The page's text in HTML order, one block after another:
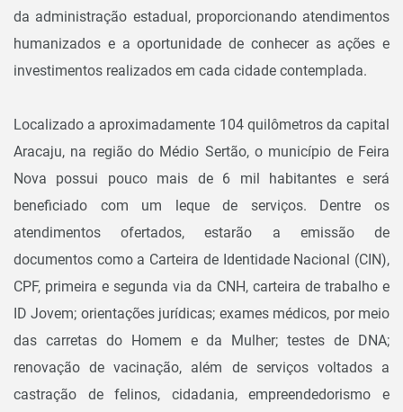
da administração estadual, proporcionando atendimentos
humanizados e a oportunidade de conhecer as ações e
investimentos realizados em cada cidade contemplada.
Localizado a aproximadamente 104 quilômetros da capital
Aracaju, na região do Médio Sertão, o município de Feira
Nova possui pouco mais de 6 mil habitantes e será
beneficiado com um leque de serviços. Dentre os
atendimentos ofertados, estarão a emissão de
documentos como a Carteira de Identidade Nacional (CIN),
CPF, primeira e segunda via da CNH, carteira de trabalho e
ID Jovem; orientações jurídicas; exames médicos, por meio
das carretas do Homem e da Mulher; testes de DNA;
renovação de vacinação, além de serviços voltados a
castração de felinos, cidadania, empreendedorismo e